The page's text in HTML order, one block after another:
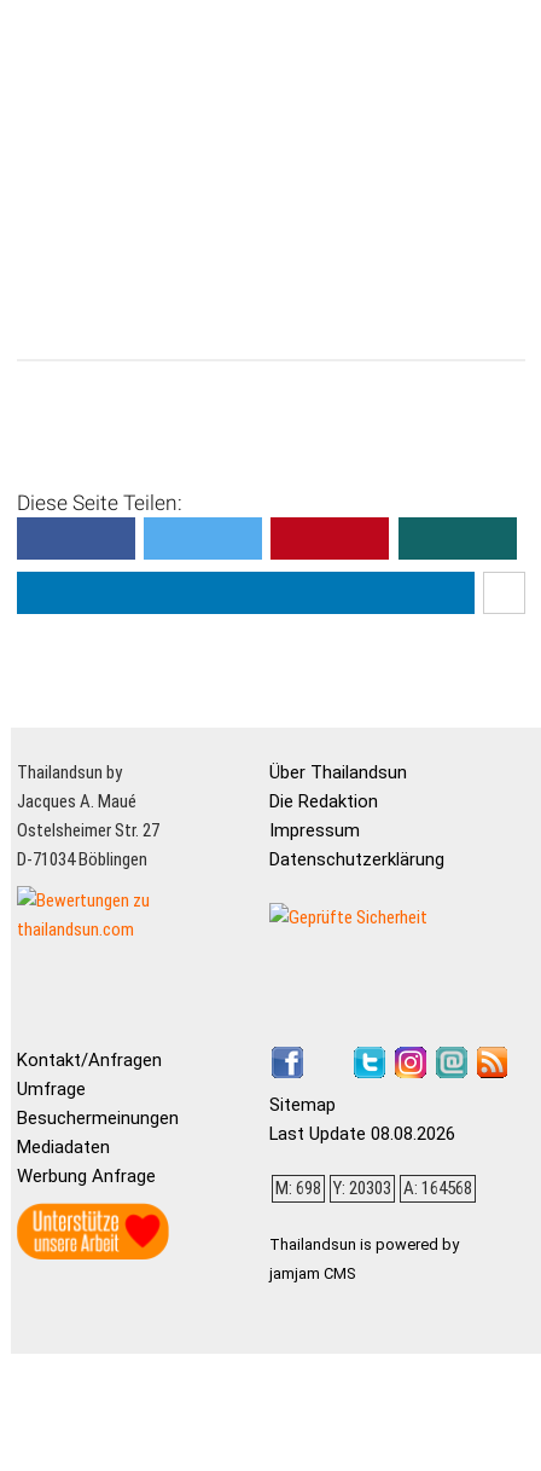
Diese Seite Teilen:
Thailandsun by
Jacques A. Maué
Ostelsheimer Str. 27
D-71034 Böblingen
Über Thailandsun
Die Redaktion
Impressum
Datenschutzerklärung
Kontakt/Anfragen
Umfrage
Besuchermeinungen
Mediadaten
Werbung Anfrage
Sitemap
Last Update 08.08.2026
M: 698 Y: 20303 A: 164568
Thailandsun is powered by
jamjam CMS